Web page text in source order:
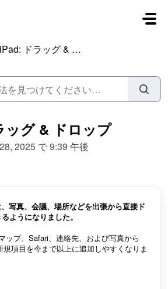
動
iPad: ドラッグ & ドロップ
ッグ & ドロップ
2025 で 9:39 午後
写真、会議、場所などを出張から直接ド
ようになりました。
ップ、Safari、連絡先、および写真から
項目を今まで以上に追加しやすくなりま